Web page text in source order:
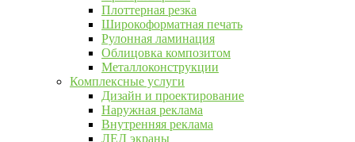
Плоттерная резка
Широкоформатная печать
Рулонная ламинация
Облицовка композитом
Металлоконструкции
Комплексные услуги
Дизайн и проектирование
Наружная реклама
Внутренняя реклама
ЛЕД экраны